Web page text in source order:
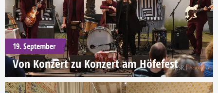
19. September
Von Konzert zu Konzert am Höfefest